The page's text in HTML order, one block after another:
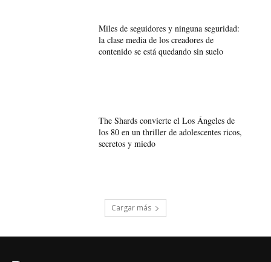
Miles de seguidores y ninguna seguridad:
la clase media de los creadores de
contenido se está quedando sin suelo
The Shards convierte el Los Ángeles de
los 80 en un thriller de adolescentes ricos,
secretos y miedo
Cargar más